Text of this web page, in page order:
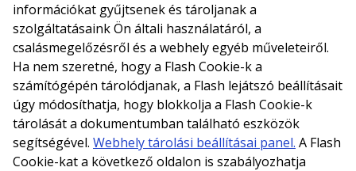
információkat gyűjtsenek és tároljanak a
szolgáltatásaink Ön általi használatáról, a
csalásmegelőzésről és a webhely egyéb műveleteiről.
Ha nem szeretné, hogy a Flash Cookie-k a
számítógépén tárolódjanak, a Flash lejátszó beállításait
úgy módosíthatja, hogy blokkolja a Flash Cookie-k
tárolását a dokumentumban található eszközök
segítségével. Webhely tárolási beállításai panel. A Flash
Cookie-kat a következő oldalon is szabályozhatja